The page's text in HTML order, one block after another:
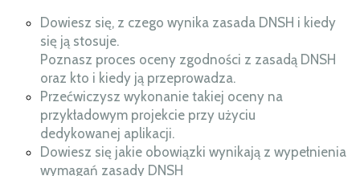
Dowiesz się, z czego wynika zasada DNSH i kiedy
się ją stosuje.
Poznasz proces oceny zgodności z zasadą DNSH
oraz kto i kiedy ją przeprowadza.
Przećwiczysz wykonanie takiej oceny na
przykładowym projekcie przy użyciu
dedykowanej aplikacji.
Dowiesz się jakie obowiązki wynikają z wypełnienia
wymagań zasady DNSH